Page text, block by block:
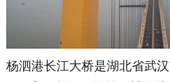
杨泗港长江大桥是湖北省武